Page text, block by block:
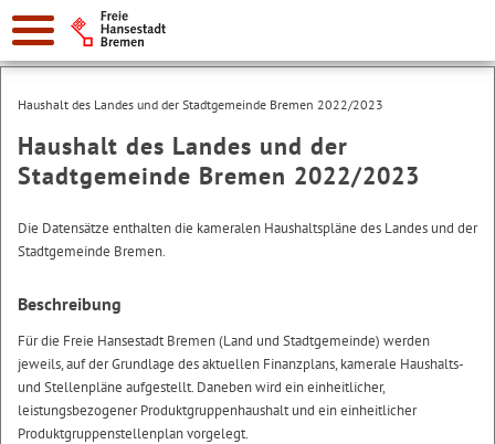
Haushalt des Landes und der Stadtgemeinde Bremen 2022/2023
Haushalt des Landes und der
Stadtgemeinde Bremen 2022/2023
Die Datensätze enthalten die kameralen Haushaltspläne des Landes und der
Stadtgemeinde Bremen.
Beschreibung
Für die Freie Hansestadt Bremen (Land und Stadtgemeinde) werden
jeweils, auf der Grundlage des aktuellen Finanzplans, kamerale Haushalts-
und Stellenpläne aufgestellt. Daneben wird ein einheitlicher,
leistungsbezogener Produktgruppenhaushalt und ein einheitlicher
Produktgruppenstellenplan vorgelegt.